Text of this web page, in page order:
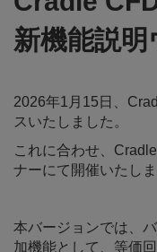
新機能説
2026年1月15日、
スいたしました。
これに合わせ、
ナーにて開催いたしま
本バージョンでは、
加機能として、等価